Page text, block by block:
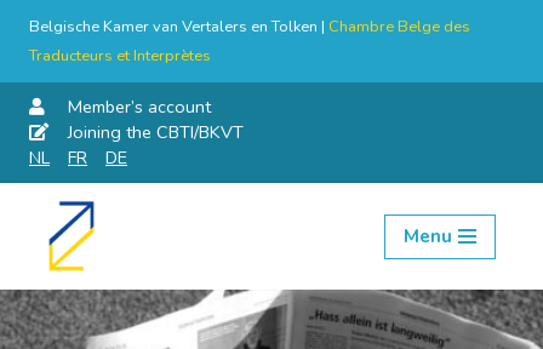
Belgische Kamer van Vertalers en Tolken | Chambre Belge des
Traducteurs et Interprètes
Member’s account
Joining the CBTI/BKVT
NL
FR DE
Skip
content
Menu